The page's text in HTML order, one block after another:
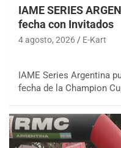
IAME SERIES
fecha con Invitados
4 agosto, 2026 E-Kart
IAME Series Argentina
fecha de la Champion